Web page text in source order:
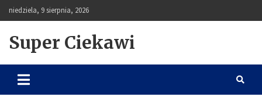
Skip
to
niedziela, 9 sierpnia, 2026
Super Ciekawi